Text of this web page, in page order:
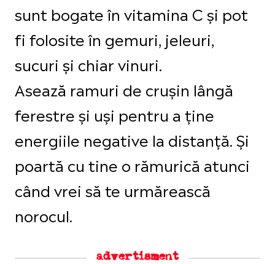
sunt bogate în vitamina C și pot
fi folosite în gemuri, jeleuri,
sucuri și chiar vinuri.
Asează ramuri de crușin lângă
ferestre și uși pentru a ține
energiile negative la distanță. Și
poartă cu tine o rămurică atunci
când vrei să te urmărească
norocul.
advertisment